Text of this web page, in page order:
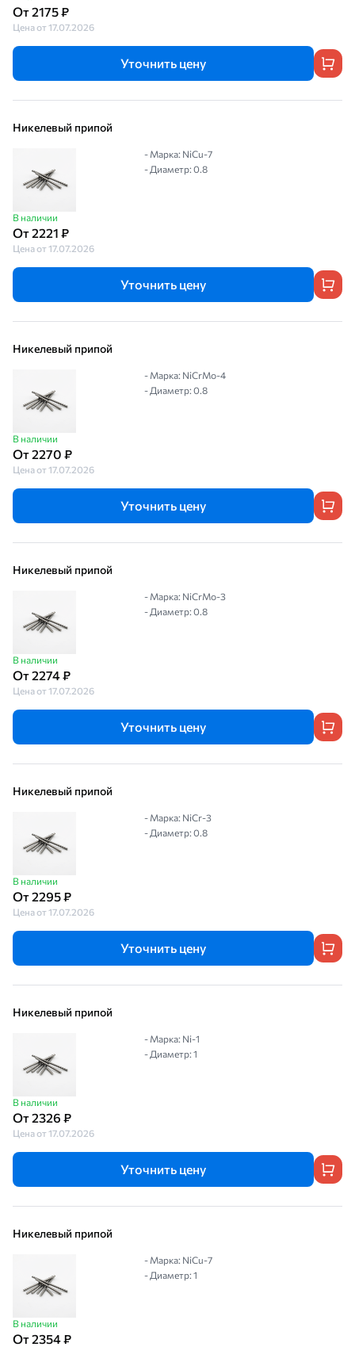
От 2175 ₽
Цена от 17.07.2026
Уточнить цену
Никелевый припой
В наличии
От 2221 ₽
Цена от 17.07.2026
- Марка: NiCu-7
- Диаметр: 0.8
Уточнить цену
Никелевый припой
В наличии
От 2270 ₽
Цена от 17.07.2026
- Марка: NiCrMo-4
- Диаметр: 0.8
Уточнить цену
Никелевый припой
В наличии
От 2274 ₽
Цена от 17.07.2026
- Марка: NiCrMo-3
- Диаметр: 0.8
Уточнить цену
Никелевый припой
В наличии
От 2295 ₽
Цена от 17.07.2026
- Марка: NiCr-3
- Диаметр: 0.8
Уточнить цену
Никелевый припой
В наличии
От 2326 ₽
Цена от 17.07.2026
- Марка: Ni-1
- Диаметр: 1
Уточнить цену
Никелевый припой
В наличии
От 2354 ₽
- Марка: NiCu-7
- Диаметр: 1